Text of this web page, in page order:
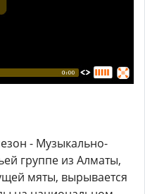
- Музыкально-
группе из Алматы,
мяты, вырывается